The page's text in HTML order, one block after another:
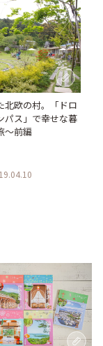
北欧の村。「ドロ
パス」で幸せな暮
～前編